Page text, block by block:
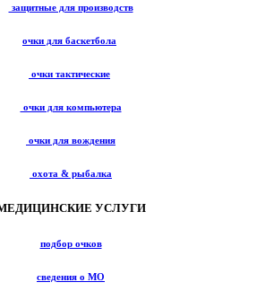
защитные для производств
очки для баскетбола
очки тактические
очки для компьютера
очки для вождения
охота & рыбалка
УСЛУГИ
подбор очков
сведения о МО